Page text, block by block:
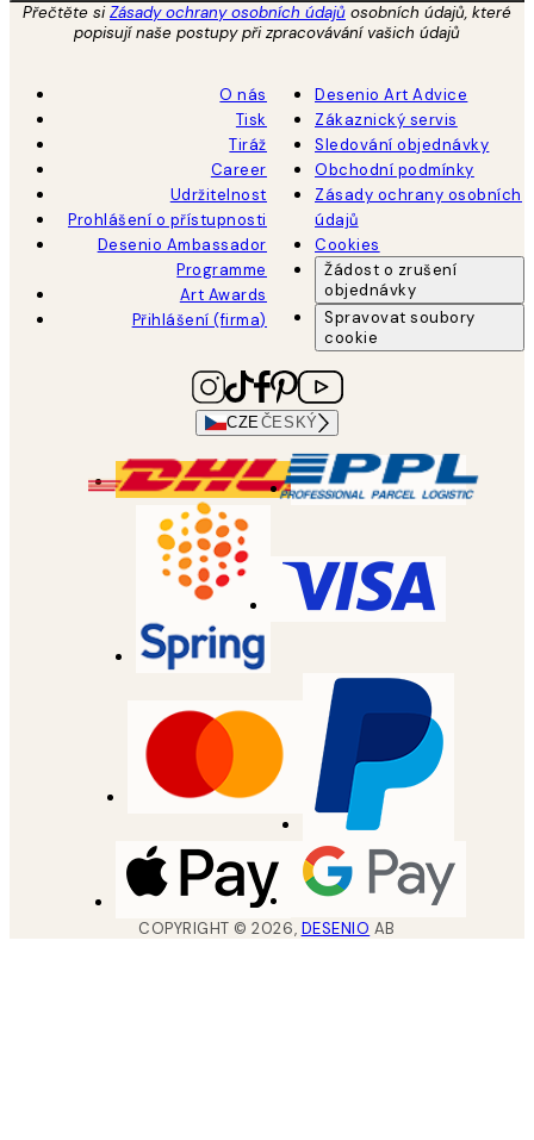
Přečtěte siZásady ochrany osobních údajů osobních údajů, které
popisují naše postupy při zpracovávání vašich údajů
O nás
Tisk
Tiráž
Career
Udržitelnost
Prohlášení o přístupnosti
Desenio Ambassador
Programme
Art Awards
Přihlášení (firma)
Desenio Art Advice
Zákaznický servis
Sledování objednávky
Obchodní podmínky
Zásady ochrany osobních
údajů
Cookies
Žádost o zrušení
objednávky
Spravovat soubory
cookie
CZEČESKÝ
COPYRIGHT ©2026, DESENIO AB